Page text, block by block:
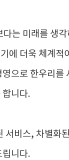
는 미래를 생
에 더욱 체계적
으로 한우리를
합니다.
서비스, 차별화
립니다.